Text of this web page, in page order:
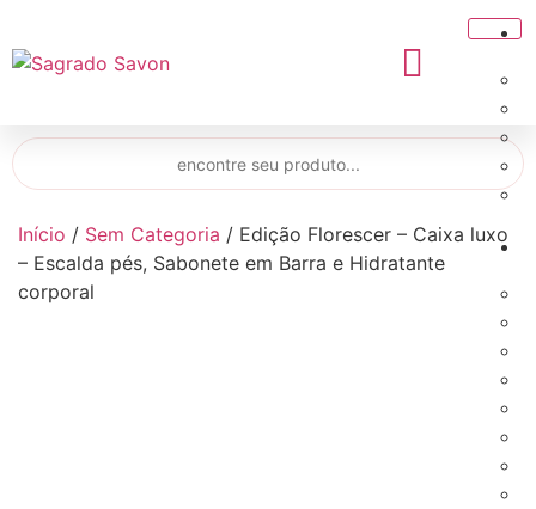
Início / Sem Categoria / Edição Florescer – Caixa luxo
– Escalda pés, Sabonete em Barra e Hidratante
corporal